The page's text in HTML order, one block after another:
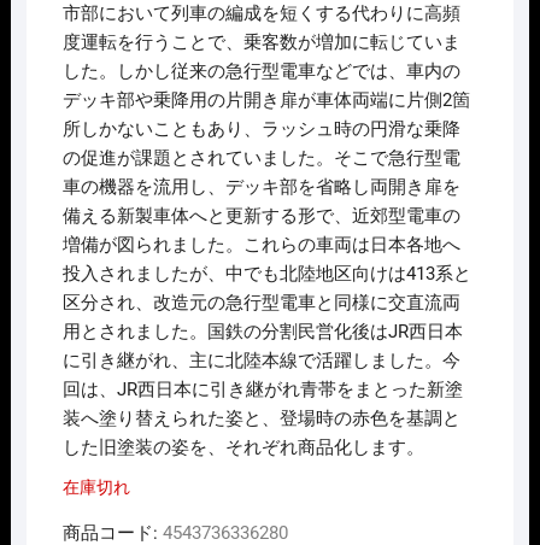
市部において列車の編成を短くする代わりに高頻
度運転を行うことで、乗客数が増加に転じていま
した。しかし従来の急行型電車などでは、車内の
デッキ部や乗降用の片開き扉が車体両端に片側2箇
所しかないこともあり、ラッシュ時の円滑な乗降
の促進が課題とされていました。そこで急行型電
車の機器を流用し、デッキ部を省略し両開き扉を
備える新製車体へと更新する形で、近郊型電車の
増備が図られました。これらの車両は日本各地へ
投入されましたが、中でも北陸地区向けは413系と
区分され、改造元の急行型電車と同様に交直流両
用とされました。国鉄の分割民営化後はJR西日本
に引き継がれ、主に北陸本線で活躍しました。今
回は、JR西日本に引き継がれ青帯をまとった新塗
装へ塗り替えられた姿と、登場時の赤色を基調と
した旧塗装の姿を、それぞれ商品化します。
在庫切れ
商品コード: 4543736336280